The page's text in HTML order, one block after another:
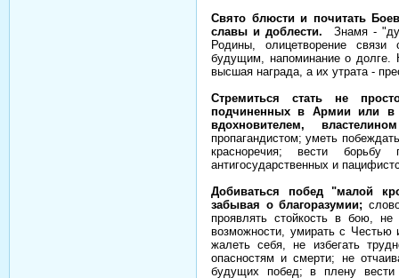
Свято блюсти и почитать
славы и доблести.
Знамя -
Родины, олицетворение
будущим, напоминание о долге.
высшая награда, а их утрата -
Стремиться стать не
подчиненных в Армии или в
вдохновителем,
пропагандистом; уметь
красноречия; вести
антигосударственных и
Добиваться побед "малой
забывая о благоразумии;
проявлять стойкость в бою, не
возможности, умирать с
жалеть себя, не избегать
опасностям и смерти; не
будущих побед; в плену вести